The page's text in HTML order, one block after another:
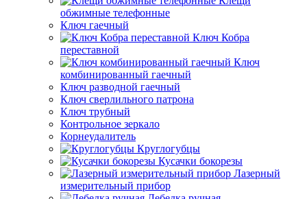
обжимные телефонные
Ключ гаечный
Ключ Кобра
переставной
Ключ
комбинированный гаечный
Ключ разводной гаечный
Ключ сверлильного патрона
Ключ трубный
Контрольное зеркало
Корнеудалитель
Круглогубцы
Кусачки бокорезы
Лазерный
измерительный прибор